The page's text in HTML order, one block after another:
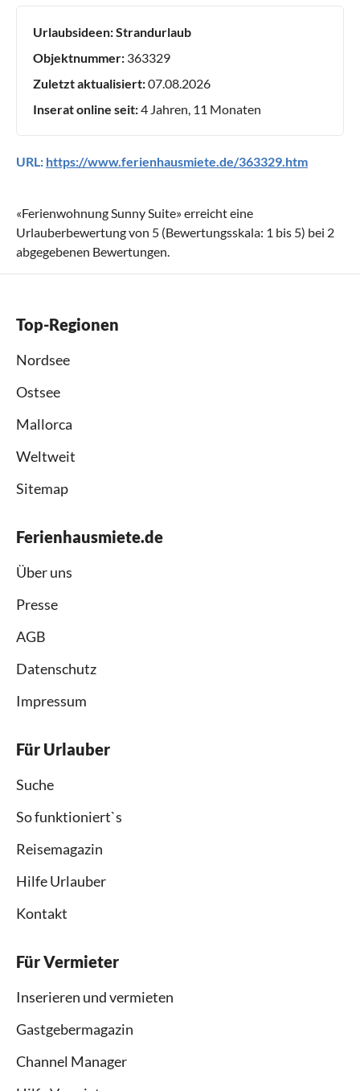
Urlaubsideen:Strandurlaub
Objektnummer: 363329
Zuletzt aktualisiert:07.08.2026
Inserat online seit:4 Jahren, 11 Monaten
URL: https://www.ferienhausmiete.de/363329.htm
«Ferienwohnung Sunny Suite» erreicht eine
Urlauberbewertung von 5 (Bewertungsskala: 1 bis 5) bei 2
abgegebenen Bewertungen.
Top-Regionen
Nordsee
Ostsee
Mallorca
Weltweit
Sitemap
Ferienhausmiete.de
Über uns
Presse
AGB
Datenschutz
Impressum
Für Urlauber
Suche
So funktioniert`s
Reisemagazin
Hilfe Urlauber
Kontakt
Für Vermieter
Inserieren und vermieten
Gastgebermagazin
Channel Manager